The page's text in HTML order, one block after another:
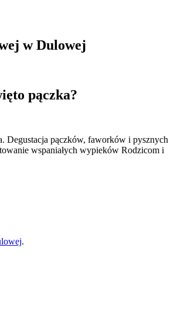
w Dulowej
pączka?
Degustacja pączków, faworków i pysznych
wspaniałych wypieków Rodzicom i
.